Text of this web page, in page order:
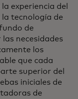
experiencia del
tecnología de
de
necesidades
los
que cada
superior del
iniciales de
de